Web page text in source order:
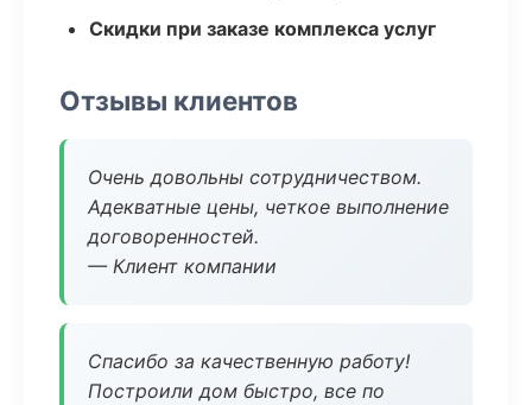
Скидки при заказе комплекса услуг
Отзывы клиентов
Очень довольны сотрудничеством.
Адекватные цены, четкое выполнение
договоренностей.
— Клиент компании
Спасибо за качественную работу!
Построили дом быстро, все по